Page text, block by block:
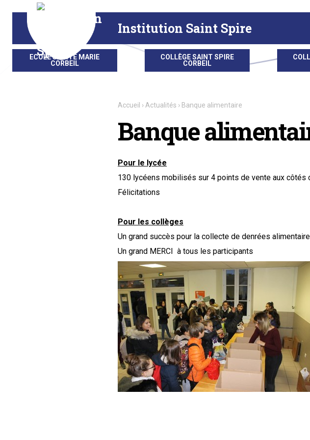
contenu.
Institution Saint Spire
ECOLE SAINTE MARIE
CORBEIL
COLLÈGE SAINT SPIRE
CORBEIL
Accueil › Actualités › Banque alimentaire
Banque
Pour le lycée
130 lycéens mobilisés sur 4 points de vente aux côtés
Félicitations
Pour les collèges
Un grand succès pour la collecte de denrées
Un grand MERCI à tous les participants